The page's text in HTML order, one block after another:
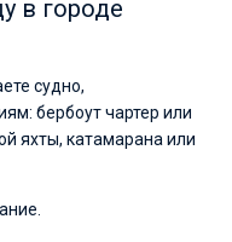
в городе
судно,
бербоут чартер или
яхты, катамарана или